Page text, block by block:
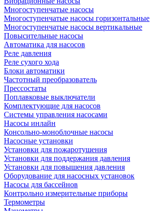
Многоступенчатые насосы
Многоступенчатые насосы горизонтальные
Многоступенчатые насосы вертикальные
Повысительные насосы
Автоматика для насосов
Реле давления
Реле сухого хода
Блоки автоматики
Частотный преобразователь
Прессостаты
Поплавковые выключатели
Комплектующие для насосов
Системы управления насосами
Насосы инлайн
Консольно-моноблочные насосы
Насосные установки
Установки для пожаротушения
Установки для поддержания давления
Установки для повышения давления
Оборудование для насосных установок
Насосы для бассейнов
Контрольно измерительные приборы
Термометры